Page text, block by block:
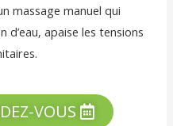
massage manuel qui
apaise les tensions
VOUS